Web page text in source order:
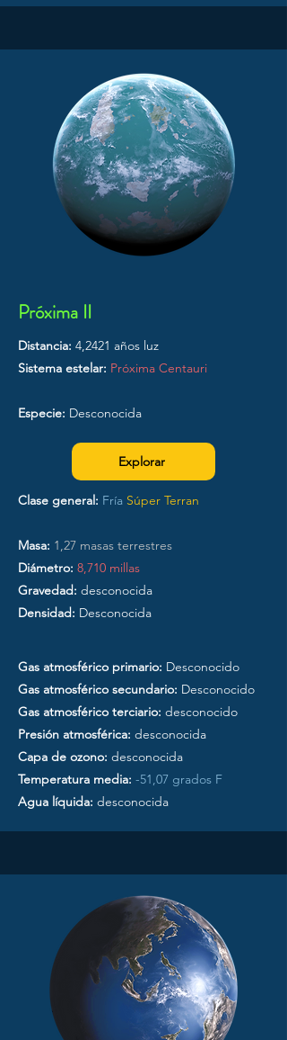
Próxima II
Distancia: 4,2421 años luz
Sistema estelar: Próxima Centauri
Especie: Desconocida
Explorar
Clase general: Fría Súper Terran
Masa: 1,27 masas terrestres
Diámetro: 8,710 millas
Gravedad: desconocida
Densidad: Desconocida
Gas atmosférico primario: Desconocido
Gas atmosférico secundario: Desconocido
Gas atmosférico terciario: desconocido
Presión atmosférica: desconocida
Capa de ozono: desconocida
Temperatura media: -51,07 grados F
Agua líquida: desconocida